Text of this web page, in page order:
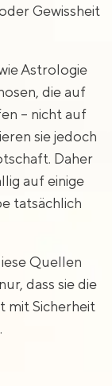
Gewissheit
Astrologie
die auf
– nicht auf
sie jedoch
Daher
auf einige
tatsächlich
Quellen
dass sie die
mit Sicherheit